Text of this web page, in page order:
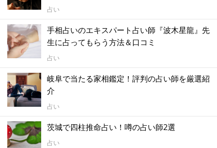
占い
手相占いのエキスパート占い師『波木星龍』先
生に占ってもらう方法＆口コミ
占い
岐阜で当たる家相鑑定！評判の占い師を厳選紹
介
占い
茨城で四柱推命占い！噂の占い師2選
占い